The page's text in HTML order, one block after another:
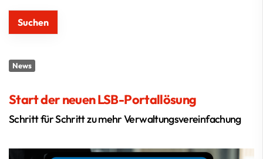
News
Start der neuen LSB-Portallösung
Schritt für Schritt zu mehr Verwaltungsvereinfachung